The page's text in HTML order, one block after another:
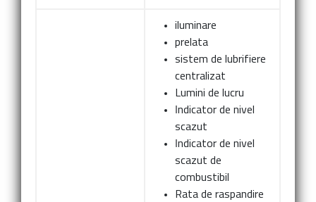
iluminare
prelata
sistem de lubrifiere
centralizat
Lumini de lucru
Indicator de nivel
scazut
Indicator de nivel
scazut de
combustibil
Rata de raspandire